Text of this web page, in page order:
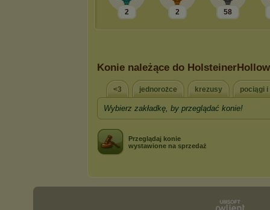
2 2 58
Konie należące do HolsteinerHollow
<3 jednorożce krezusy pociągi i
Wybierz zakładkę, by przeglądać konie!
Przeglądaj konie
wystawione na sprzedaż